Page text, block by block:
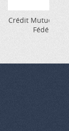
Crédit Mutuel -
Fédérale